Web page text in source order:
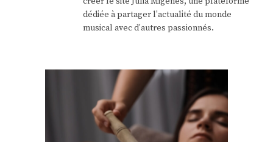
dédiée à partager l'actualité du monde
musical avec d'autres passionnés.